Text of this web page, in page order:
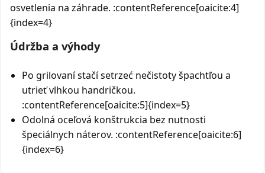
osvetlenia na záhrade. :contentReference[oaicite:4]
{index=4}
Údržba a výhody
Po grilovaní stačí setrzeć nečistoty špachtľou a
utrieť vlhkou handričkou.
:contentReference[oaicite:5]{index=5}
Odolná oceľová konštrukcia bez nutnosti
špeciálnych náterov. :contentReference[oaicite:6]
{index=6}